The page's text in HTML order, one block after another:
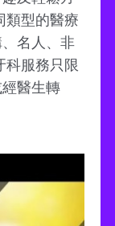
類型的醫療
名人、非
科服務只限
醫生轉